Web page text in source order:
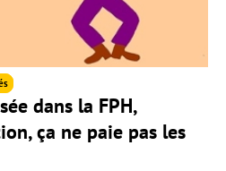
dans la FPH,
ça ne paie pas les